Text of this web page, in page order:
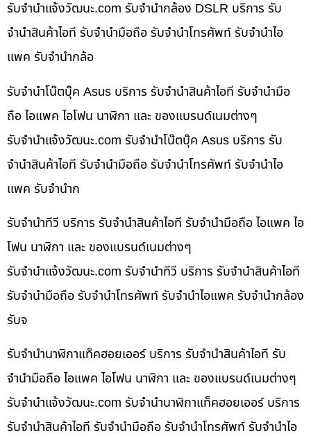
รับจํานําแจ้งวัฒนะ.com รับจำนำกล้อง DSLR บริการ รับ
จำนำสินค้าไอที รับจำนำมือถือ รับจำนำโทรศัพท์ รับจำนำไอ
แพค รับจำนำกล้อ
รับจำนำโน๊ตบุ๊ค Asus บริการ รับจำนำสินค้าไอที รับจำนำมือ
ถือ ไอแพค ไอโฟน นาฬิกา และ ของแบรนด์เนมต่างๆ
รับจํานําแจ้งวัฒนะ.com รับจำนำโน๊ตบุ๊ค Asus บริการ รับ
จำนำสินค้าไอที รับจำนำมือถือ รับจำนำโทรศัพท์ รับจำนำไอ
แพค รับจำนำก
รับจำนำทีวี บริการ รับจำนำสินค้าไอที รับจำนำมือถือ ไอแพค ไอ
โฟน นาฬิกา และ ของแบรนด์เนมต่างๆ
รับจํานําแจ้งวัฒนะ.com รับจำนำทีวี บริการ รับจำนำสินค้าไอที
รับจำนำมือถือ รับจำนำโทรศัพท์ รับจำนำไอแพค รับจำนำกล้อง
รับจ
รับจำนำนาฬิกาแท็คฮอยเออร์ บริการ รับจำนำสินค้าไอที รับ
จำนำมือถือ ไอแพค ไอโฟน นาฬิกา และ ของแบรนด์เนมต่างๆ
รับจํานําแจ้งวัฒนะ.com รับจำนำนาฬิกาแท็คฮอยเออร์ บริการ
รับจำนำสินค้าไอที รับจำนำมือถือ รับจำนำโทรศัพท์ รับจำนำไอ